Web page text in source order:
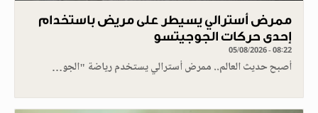
ممرض أسترالي يسيطر على مريض باستخدام
إحدى حركات الجوجيتسو
05/08/2026 - 08:22
أصبح حديث العالم.. ممرض أسترالي يستخدم رياضة "الجو…